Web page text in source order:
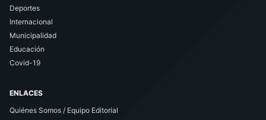
Deportes
Internacional
Municipalidad
Educación
Covid-19
ENLACES
Quiénes Somos / Equipo Editorial